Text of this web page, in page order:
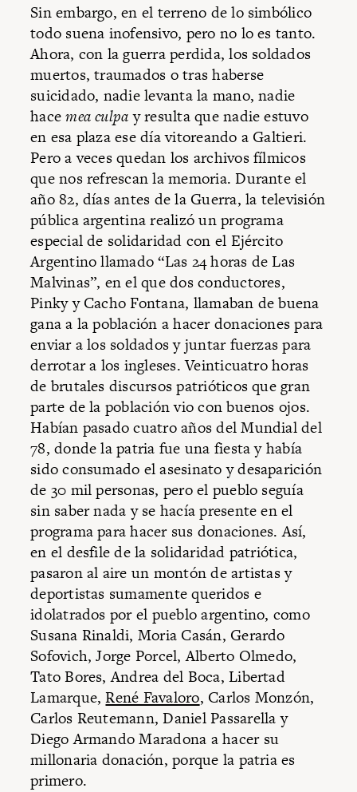
Sin embargo, en el terreno de lo simbólico
todo suena inofensivo, pero no lo es tanto.
Ahora, con la guerra perdida, los soldados
muertos, traumados o tras haberse
suicidado, nadie levanta la mano, nadie
hacemea culpay resulta que nadie estuvo
en esa plaza ese día vitoreando a Galtieri.
Pero a veces quedan los archivos fílmicos
que nos refrescan la memoria. Durante el
año 82, días antes de la Guerra, la televisión
pública argentina realizó un programa
especial de solidaridad con el Ejército
Argentino llamado “Las 24 horas de Las
Malvinas”, en el que dos conductores,
Pinky y Cacho Fontana, llamaban de buena
gana a la población a hacer donaciones para
enviar a los soldados y juntar fuerzas para
derrotar a los ingleses. Veinticuatro horas
de brutales discursos patrióticos que gran
parte de la población vio con buenos ojos.
Habían pasado cuatro años del Mundial del
78, donde la patria fue una fiesta y había
sido consumado el asesinato y desaparición
de 30 mil personas, pero el pueblo seguía
sin saber nada y se hacía presente en el
programa para hacer sus donaciones. Así,
en el desfile de la solidaridad patriótica,
pasaron al aire un montón de artistas y
deportistas sumamente queridos e
idolatrados por el pueblo argentino, como
Susana Rinaldi, Moria Casán, Gerardo
Sofovich, Jorge Porcel, Alberto Olmedo,
Tato Bores, Andrea del Boca, Libertad
Lamarque,René Favaloro, Carlos Monzón,
Carlos Reutemann, Daniel Passarella y
Diego Armando Maradona a hacer su
millonaria donación, porque la patria es
primero.